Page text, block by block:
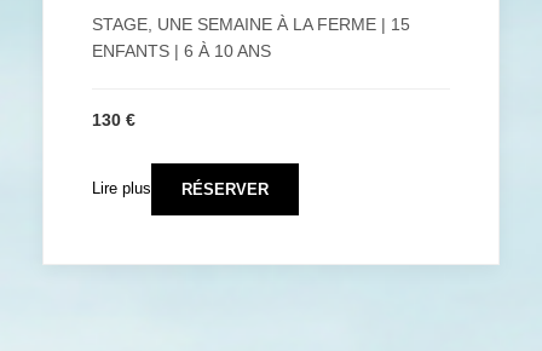
STAGE, UNE SEMAINE À LA FERME | 15
ENFANTS | 6 À 10 ANS
130 €
Lire plus RÉSERVER